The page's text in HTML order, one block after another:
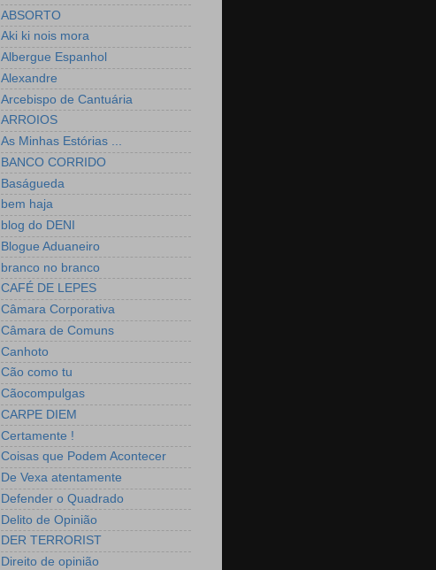
ABSORTO
Aki ki nois mora
Albergue Espanhol
Alexandre
Arcebispo de Cantuária
ARROIOS
As Minhas Estórias ...
BANCO CORRIDO
Baságueda
bem haja
blog do DENI
Blogue Aduaneiro
branco no branco
CAFÉ DE LEPES
Câmara Corporativa
Câmara de Comuns
Canhoto
Cão como tu
Cãocompulgas
CARPE DIEM
Certamente !
Coisas que Podem Acontecer
De Vexa atentamente
Defender o Quadrado
Delito de Opinião
DER TERRORIST
Direito de opinião